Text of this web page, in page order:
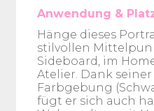
Anwendung &
Hänge dieses
stilvollen
Sideboard, im
Atelier. Dank
Farbgebung
fügt er sich auch